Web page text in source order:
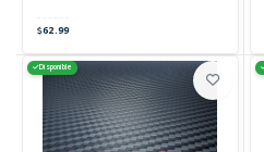
62.99
Disponible